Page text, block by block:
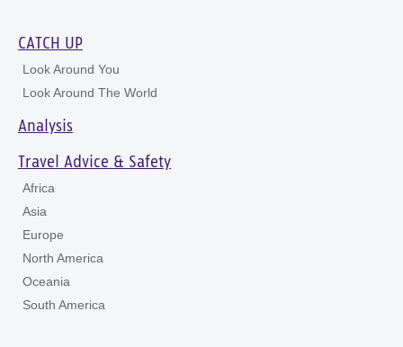
CATCH UP
Look Around You
Look Around The World
Analysis
Travel Advice & Safety
Africa
Asia
Europe
North America
Oceania
South America